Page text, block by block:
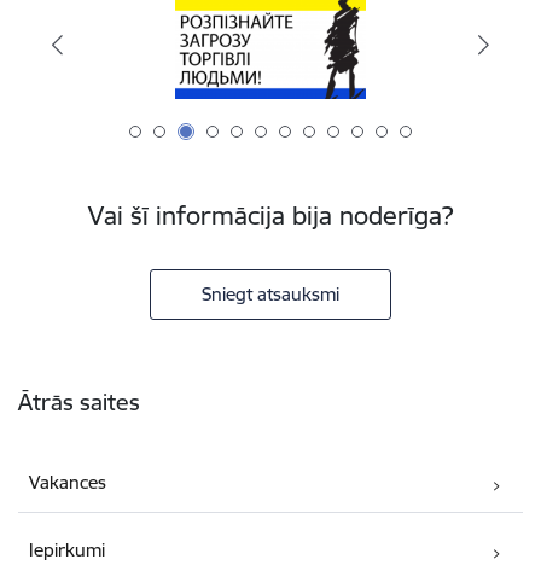
Vai šī informācija bija noderīga?
Sniegt atsauksmi
Ātrās saites
Vakances
Iepirkumi